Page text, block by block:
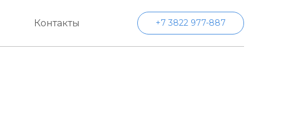
Контакты +7 3822 977-887